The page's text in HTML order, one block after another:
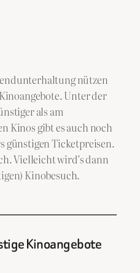
nützen
Unter der
als am
Kinos gibt es auch noch
günstigen Ticketpreisen.
Vielleicht wird’s dann
Kinobesuch.
Kinoangebote